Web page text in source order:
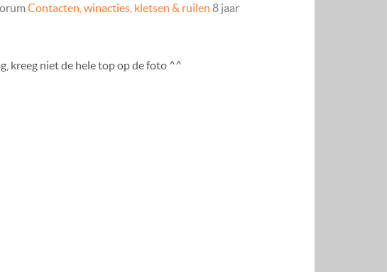
Contacten, winacties, kletsen & ruilen 8 jaar
kreeg niet de hele top op de foto ^^